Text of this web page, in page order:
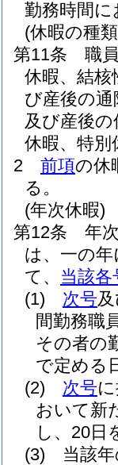
勤務時間
(休暇の種
第11条
職
休暇、結核
び産後の
及び産後の
休暇、特別
2
前項の休
る。
(年次休暇)
第12条
年
は、一の
て、 当該各
(1)
次号
間勤務職
その者の
で定める
(2)
次号
おいて新
し、20日
(3)
当該